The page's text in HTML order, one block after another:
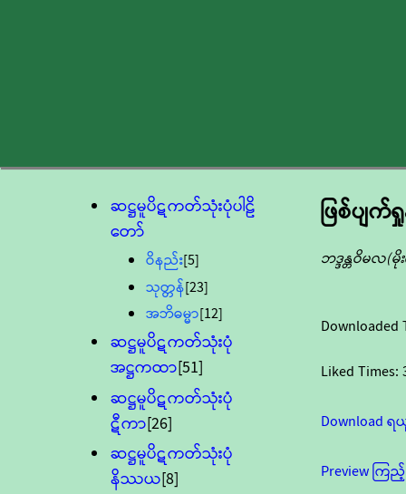
ဆဋ္ဌမူပိဋကတ်သုံးပုံပါဠိ
တော်
ဝိနည်း[5]
သုတ္တန်[23]
အဘိဓမ္မာ[12]
ဆဋ္ဌမူပိဋကတ်သုံးပုံ
အဋ္ဌကထာ[51]
ဆဋ္ဌမူပိဋကတ်သုံးပုံ
ဋီကာ[26]
ဆဋ္ဌမူပိဋကတ်သုံးပုံ
နိဿယ[8]
ဖြစ်ပျက်
ဘဒ္ဒန္တဝိမလ
Downloaded
Liked Times:
Download
Preview ကြ